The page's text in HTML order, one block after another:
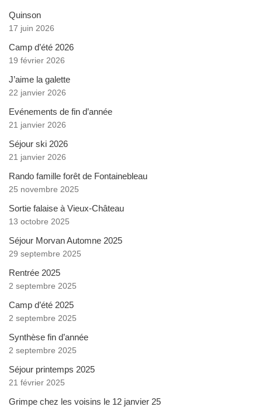
Quinson
17 juin 2026
Camp d’été 2026
19 février 2026
J’aime la galette
22 janvier 2026
Evénements de fin d’année
21 janvier 2026
Séjour ski 2026
21 janvier 2026
Rando famille forêt de Fontainebleau
25 novembre 2025
Sortie falaise à Vieux-Château
13 octobre 2025
Séjour Morvan Automne 2025
29 septembre 2025
Rentrée 2025
2 septembre 2025
Camp d’été 2025
2 septembre 2025
Synthèse fin d’année
2 septembre 2025
Séjour printemps 2025
21 février 2025
Grimpe chez les voisins le 12 janvier 25